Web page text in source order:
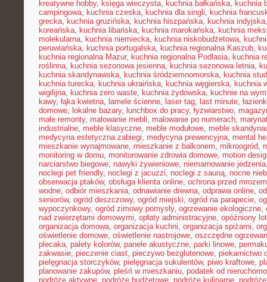
kreatywne hobby, księga wieczysta, kuchnia bałkańska, kuchnia
campingowa, kuchnia czeska, kuchnia dla singli, kuchnia
grecka, kuchnia gruzińska, kuchnia hiszpańska, kuchnia indyjska
koreańska, kuchnia libańska, kuchnia marokańska, kuchnia
molekularna, kuchnia niemiecka, kuchnia niskobudżetowa,
peruwiańska, kuchnia portugalska, kuchnia regionalna Kaszub,
kuchnia regionalna Mazur, kuchnia regionalna Podlasia, kuchnia
roślinna, kuchnia sezonowa jesienna, kuchnia sezonowa letnia,
kuchnia skandynawska, kuchnia śródziemnomorska, kuchnia
kuchnia turecka, kuchnia ukraińska, kuchnia węgierska, kuchnia
wigilijna, kuchnia zero waste, kuchnia żydowska, kuchnie na
kawy, łąka kwietna, lamele ścienne, laser tag, last minute,
domowe, lokalne bazary, lunchbox do pracy, łyżwiarstwo,
małe remonty, malowanie mebli, malowanie po numerach,
industrialne, meble klasyczne, meble modułowe, meble
medycyna estetyczna zabiegi, medycyna prewencyjna, mental
mieszkanie wynajmowane, mieszkanie z balkonem, mikroogród,
monitoring w domu, monitorowanie zdrowia domowe, motion
narciarstwo biegowe, nawyki żywieniowe, niemarnowanie jedzenia
noclegi pet friendly, noclegi z jacuzzi, noclegi z sauną, nocne
obserwacja ptaków, obsługa klienta online, ochrona przed mrozem
wodne, odbiór mieszkania, odnawianie drewna, odprawa online,
seniorów, ogród deszczowy, ogród miejski, ogród na parapecie,
wypoczynkowy, ogród zimowy pomysły, ogrzewanie ekologiczne,
nad zwierzętami domowymi, opłaty administracyjne, opóźniony lot
organizacja domowa, organizacja kuchni, organizacja spiżarni,
oświetlenie domowe, oświetlenie nastrojowe, oszczędne
plecaka, palety kolorów, panele akustyczne, parki linowe,
zakwasie, pieczenie ciast, pieczywo bezglutenowe, piekarnictwo
pielęgnacja storczyków, pielęgnacja sukulentów, piwo kraftowe,
planowanie zakupów, pleśń w mieszkaniu, podatek od
podróże aktywne, podróże budżetowe, podróże kulinarne,